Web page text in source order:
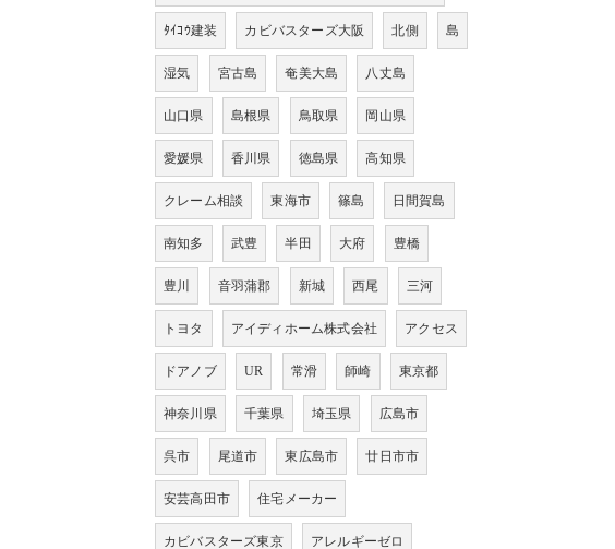
ﾀｲｺｳ建装 カビバスターズ大阪 北側 島
湿気 宮古島 奄美大島 八丈島
山口県 島根県 鳥取県 岡山県
愛媛県 香川県 徳島県 高知県
クレーム相談 東海市 篠島 日間賀島
南知多 武豊 半田 大府 豊橋
豊川 音羽蒲郡 新城 西尾 三河
トヨタ アイディホーム株式会社 アクセス
ドアノブ UR 常滑 師崎 東京都
神奈川県 千葉県 埼玉県 広島市
呉市 尾道市 東広島市 廿日市市
安芸高田市 住宅メーカー
カビバスターズ東京 アレルギーゼロ